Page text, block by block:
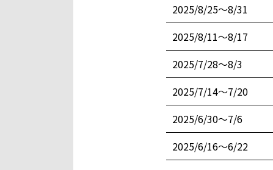
2025/8/25〜8/31
2025/8/11〜8/17
2025/7/28〜8/3
2025/7/14〜7/20
2025/6/30〜7/6
2025/6/16〜6/22